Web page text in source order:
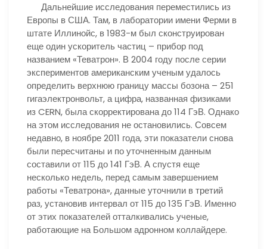
Дальнейшие исследования переместились из
Европы в США. Там, в лаборатории имени Ферми в
штате Иллинойс, в 1983-м был сконструирован
еще один ускоритель частиц – прибор под
названием «Теватрон». В 2004 году после серии
экспериментов американским ученым удалось
определить верхнюю границу массы бозона – 251
гигаэлектронвольт, а цифра, названная физиками
из CERN, была скорректирована до 114 ГэВ. Однако
на этом исследования не остановились. Совсем
недавно, в ноябре 2011 года, эти показатели снова
были пересчитаны и по уточненным данным
составили от 115 до 141 ГэВ. А спустя еще
несколько недель, перед самым завершением
работы «Теватрона», данные уточнили в третий
раз, установив интервал от 115 до 135 ГэВ. Именно
от этих показателей отталкивались ученые,
работающие на Большом адронном коллайдере.